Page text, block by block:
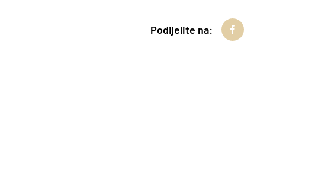
Podijelite na: